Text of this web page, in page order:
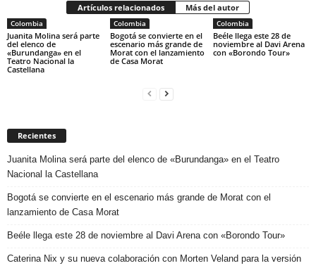
Artículos relacionados Más del autor
Colombia
Juanita Molina será parte
del elenco de
«Burundanga» en el
Teatro Nacional la
Castellana
Colombia
Bogotá se convierte en el
escenario más grande de
Morat con el lanzamiento
de Casa Morat
Colombia
Beéle llega este 28 de
noviembre al Davi Arena
con «Borondo Tour»
Recientes
Juanita Molina será parte del elenco de «Burundanga» en el Teatro
Nacional la Castellana
Bogotá se convierte en el escenario más grande de Morat con el
lanzamiento de Casa Morat
Beéle llega este 28 de noviembre al Davi Arena con «Borondo Tour»
Caterina Nix y su nueva colaboración con Morten Veland para la versión